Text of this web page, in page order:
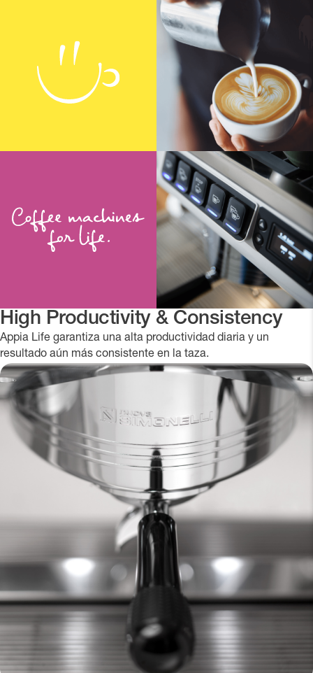
High Productivity & Consistency
Appia Life garantiza una alta productividad diaria y un
resultado aún más consistente en la taza.